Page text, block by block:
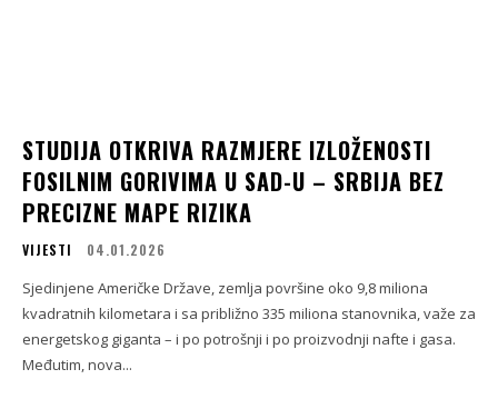
STUDIJA OTKRIVA RAZMJERE IZLOŽENOSTI
FOSILNIM GORIVIMA U SAD-U – SRBIJA BEZ
PRECIZNE MAPE RIZIKA
VIJESTI 04.01.2026
Sjedinjene Američke Države, zemlja površine oko 9,8 miliona
kvadratnih kilometara i sa približno 335 miliona stanovnika, važe za
energetskog giganta – i po potrošnji i po proizvodnji nafte i gasa.
Međutim, nova...